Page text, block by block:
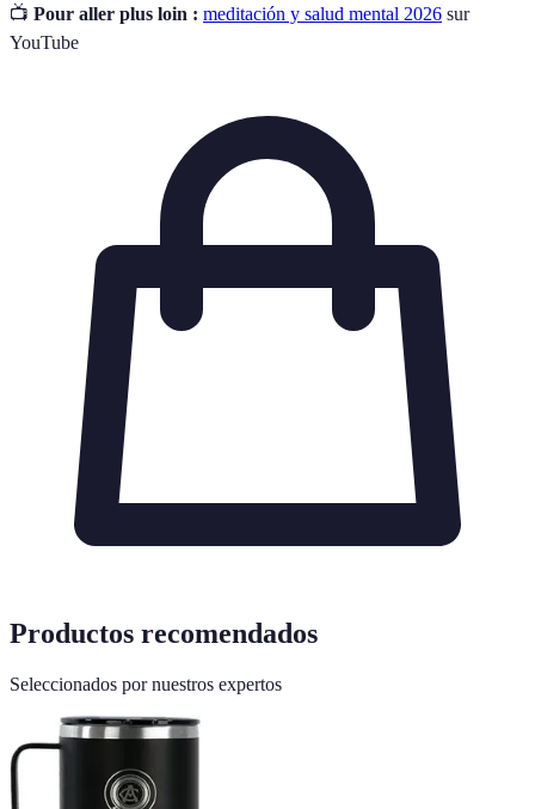
📺 Pour aller plus loin : meditación y salud mental 2026 sur
YouTube
Productos recomendados
Seleccionados por nuestros expertos